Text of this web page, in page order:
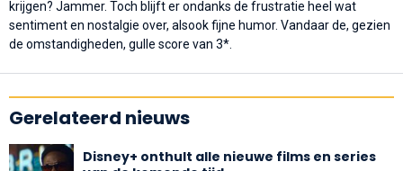
krijgen? Jammer. Toch blijft er ondanks de frustratie heel wat
sentiment en nostalgie over, alsook fijne humor. Vandaar de, gezien
de omstandigheden, gulle score van 3*.
Gerelateerd nieuws
Disney+ onthult alle nieuwe films en series